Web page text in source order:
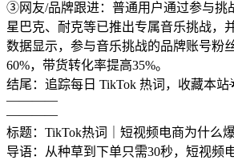
③网友/品牌跟进：普通用户通过参与挑
星巴克、耐克等已推出专属音乐挑战，
数据显示，参与音乐挑战的品牌账号粉
60%，带货转化率提高35%。
结尾：追踪每日 TikTok 热词，收藏本站
————
————
标题：TikTok热词｜短视频电商为什么爆
导语：从种草到下单只需30秒，短视频